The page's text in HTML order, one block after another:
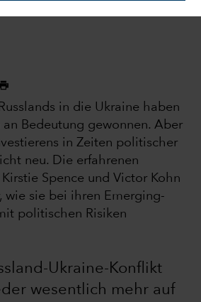
in die Ukraine haben
Bedeutung gewonnen. Aber
in Zeiten politischer
neu. Die erfahrenen
Spence und Victor Kohn
wie sie bei ihren Emerging-
politischen Risiken
Ukraine-Konflikt
wesentlich mehr auf